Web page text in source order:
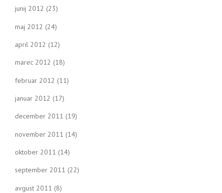
junij 2012 (23)
maj 2012 (24)
april 2012 (12)
marec 2012 (18)
februar 2012 (11)
januar 2012 (17)
december 2011 (19)
november 2011 (14)
oktober 2011 (14)
september 2011 (22)
avgust 2011 (8)